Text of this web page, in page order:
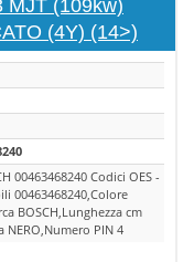
MJT (109kw)
(4Y) (14>)
00463468240 Codici OES -
00463468240,Colore
BOSCH,Lunghezza cm
NERO,Numero PIN 4